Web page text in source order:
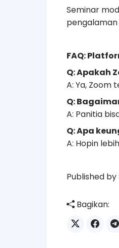
Seminar
FAQ:
Q: Apakah
A: Ya, Zoom
Q:
A: Panitia
Q: Apa
A: Hopin
Published
Bagikan: